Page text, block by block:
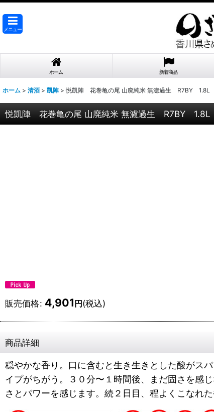
メニュー
ホーム 新着商品
ホーム > 清酒 > 凱陣 > 悦凱陣 花巻亀の尾 山廃純米 無濾過生 R7BY 1.8L
悦凱陣 花巻亀の尾 山廃純米 無濾過生 R7BY 1.8L
販売価格: 4,901 円 (税込)
商品詳細
穏やかな香り。口に含むと生き生きとした酸がス
イプがちがう。３０分〜１時間後、まだ固さを感
さとパワーを感じます。続２日目、程よくこなれ